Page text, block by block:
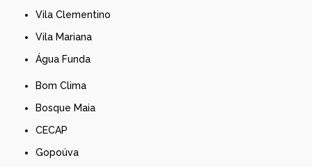
Vila Clementino
Vila Mariana
Água Funda
Bom Clima
Bosque Maia
CECAP
Gopoúva